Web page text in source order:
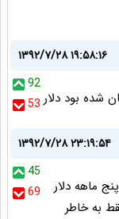
۱۳۹۲/۷/۲۸ ۱۹:۵۸:۱۶
92
53
۱۳۹۲/۷/۲۸ ۲۳:۱۹:۵۴
45
69
ماهه دلار
به خاطر